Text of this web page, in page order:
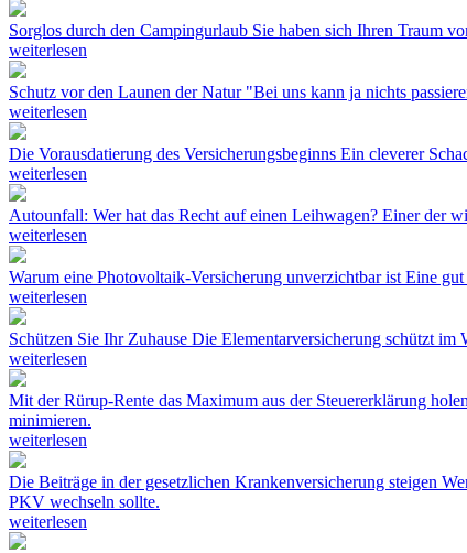
Sorglos durch den Campingurlaub Sie haben sich Ihren Traum
weiterlesen
Schutz vor den Launen der Natur "Bei uns kann ja nichts
weiterlesen
Die Vorausdatierung des Versicherungsbeginns Ein cleverer
weiterlesen
Autounfall: Wer hat das Recht auf einen Leihwagen? Einer der
weiterlesen
Warum eine Photovoltaik-Versicherung unverzichtbar ist Eine
weiterlesen
Schützen Sie Ihr Zuhause Die Elementarversicherung schützt im
weiterlesen
Mit der Rürup-Rente das Maximum aus der Steuererklärung
minimieren.
weiterlesen
Die Beiträge in der gesetzlichen Krankenversicherung steigen
PKV wechseln sollte.
weiterlesen